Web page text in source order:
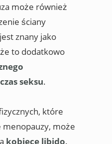
może również
ściany
znany jako
to dodatkowo
seksu.
które
menopauzy, może
kobiece libido.